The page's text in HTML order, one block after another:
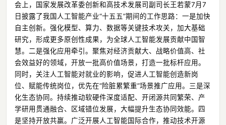
会上，国家发展改革委创新和高技术发展司副司长王若蒙7月7
日披露了我国人工智能产业“十五五”期间的工作思路：一是加快
自主创新。强化模型、算力、数据等关键技术攻关，加大基础
研究，形成更多原创性成果，为全球人工智能发展贡献中国智
慧。二是强化应用牵引。聚焦对经济贡献大、战略价值高、社
会效益好的领域，开放一批高价值场景，打造一批标杆应用。
同时，关注人工智能对就业的影响，促进人工智能创造新岗
位、赋能传统岗位，优先在“险脏累繁重”场景推广应用。三是深
化生态协同。持续推动软硬件深度适配、开闭源共同繁荣、产
学研用贯通融合、区域错位发展，大幅提升生态协同效能。四
是坚持开放共赢。广泛开展人工智能国际合作，推动技术开源